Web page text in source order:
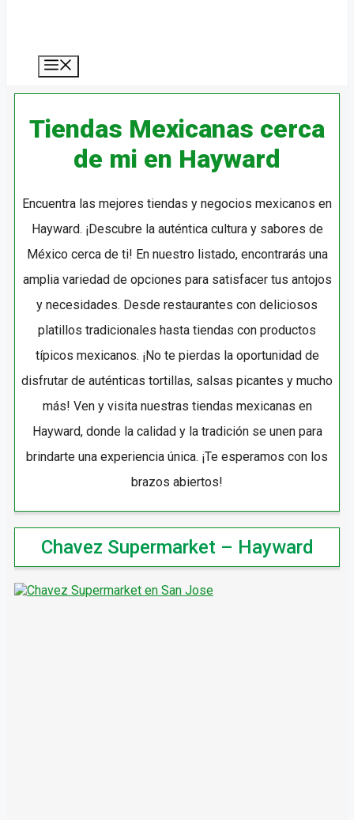
Tiendas Mexicanas cerca
de mi en Hayward
Encuentra las mejores tiendas y negocios mexicanos en
Hayward. ¡Descubre la auténtica cultura y sabores de
México cerca de ti! En nuestro listado, encontrarás una
amplia variedad de opciones para satisfacer tus antojos
y necesidades. Desde restaurantes con deliciosos
platillos tradicionales hasta tiendas con productos
típicos mexicanos. ¡No te pierdas la oportunidad de
disfrutar de auténticas tortillas, salsas picantes y mucho
más! Ven y visita nuestras tiendas mexicanas en
Hayward, donde la calidad y la tradición se unen para
brindarte una experiencia única. ¡Te esperamos con los
brazos abiertos!
Chavez Supermarket – Hayward